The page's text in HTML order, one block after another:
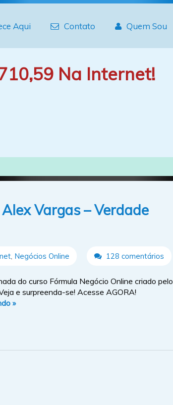
Aqui Contato Quem Sou
Na Internet!
Vargas – Verdade
Negócios Online 128 comentários
do curso Fórmula Negócio Online criado pelo
e surpreenda-se! Acesse AGORA!
»